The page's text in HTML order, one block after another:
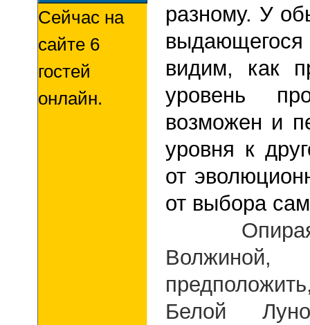
Сейчас на
сайте 6
гостей
онлайн.
разному. У
видим, как
уровень
возможен и
уровня к
от
от выбора
Белой